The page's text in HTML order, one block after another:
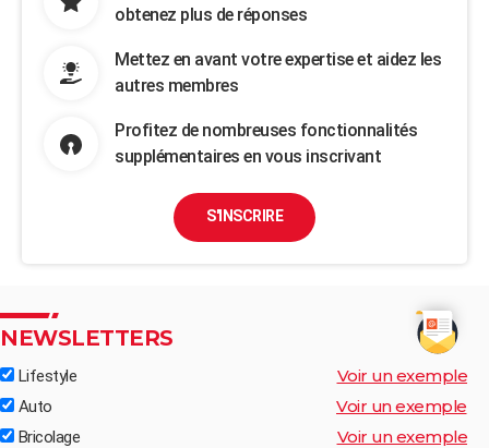
obtenez plus de réponses
Mettez en avant votre expertise et aidez les
autres membres
Profitez de nombreuses fonctionnalités
supplémentaires en vous inscrivant
S'INSCRIRE
NEWSLETTERS
Lifestyle Voir un exemple
Auto Voir un exemple
Bricolage Voir un exemple